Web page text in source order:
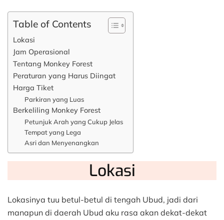
Table of Contents
Lokasi
Jam Operasional
Tentang Monkey Forest
Peraturan yang Harus Diingat
Harga Tiket
Parkiran yang Luas
Berkeliling Monkey Forest
Petunjuk Arah yang Cukup Jelas
Tempat yang Lega
Asri dan Menyenangkan
Lokasi
Lokasinya tuu betul-betul di tengah Ubud, jadi dari
manapun di daerah Ubud aku rasa akan dekat-dekat